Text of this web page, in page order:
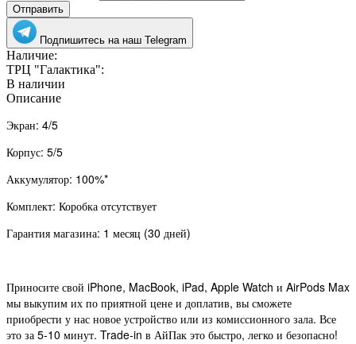
Отправить
Подпишитесь на наш Telegram
Наличие:
ТРЦ "Галактика":
В наличии
Описание
Экран: 4/5
Корпус: 5/5
Аккумулятор: 100%*
Комплект: Коробка отсутствует
Гарантия магазина: 1 месяц (30 дней)
Приносите свой iPhone, MacBook, iPad, Apple Watch и AirPods Max
мы выкупим их по приятной цене и доплатив, вы сможете
приобрести у нас новое устройство или из комиссионного зала. Все
это за 5-10 минут. Trade-in в АйПак это быстро, легко и безопасно!